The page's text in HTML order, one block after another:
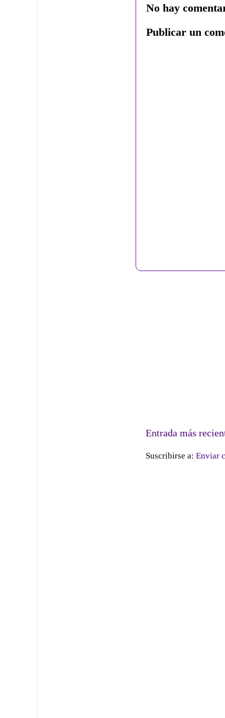
No hay
Publicar un
Entrada más
Suscribirse a: Enviar